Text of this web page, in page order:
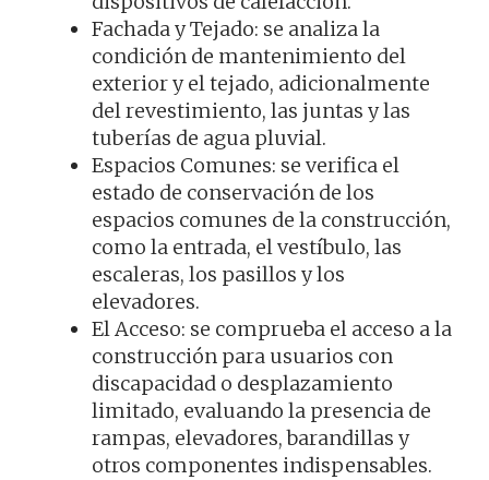
Fachada y Tejado: se analiza la
condición de mantenimiento del
exterior y el tejado, adicionalmente
del revestimiento, las juntas y las
tuberías de agua pluvial.
Espacios Comunes: se verifica el
estado de conservación de los
espacios comunes de la construcción,
como la entrada, el vestíbulo, las
escaleras, los pasillos y los
elevadores.
El Acceso: se comprueba el acceso a la
construcción para usuarios con
discapacidad o desplazamiento
limitado, evaluando la presencia de
rampas, elevadores, barandillas y
otros componentes indispensables.